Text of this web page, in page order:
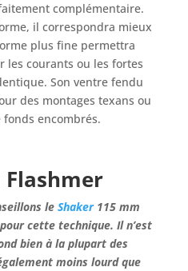
complémentaire.
il correspondra mieux
plus fine permettra
les courants ou les fortes
Son ventre fendu
des montages texans ou
encombrés.
le Shaker115 mm
cette technique. Il n’est
bien à la plupart des
moins lourd que